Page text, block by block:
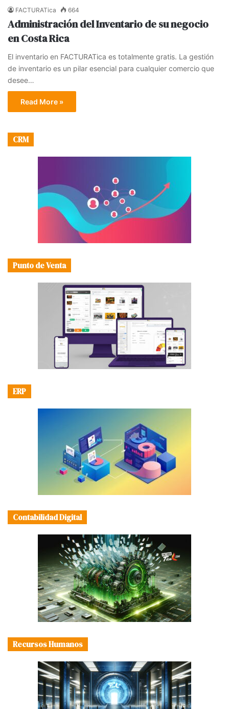
FACTURATica 664
Administración del Inventario de su negocio
en Costa Rica
El inventario en FACTURATica es totalmente gratis. La gestión
de inventario es un pilar esencial para cualquier comercio que
desee…
Read More »
CRM
Punto de Venta
ERP
Contabilidad Digital
Recursos Humanos